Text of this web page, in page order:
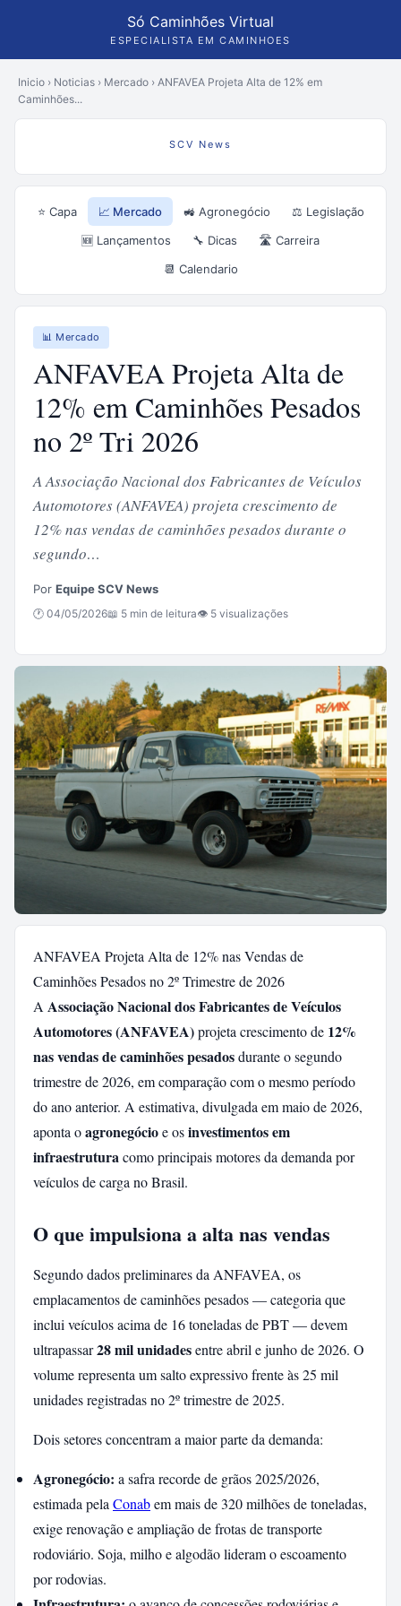
Só Caminhões Virtual
ESPECIALISTA EM CAMINHOES
Inicio › Noticias › Mercado › ANFAVEA Projeta Alta de 12% em
Caminhões...
SCV News
⭐ Capa 📈 Mercado 🚜 Agronegócio
⚖️ Legislação
🆕 Lançamentos
🔧 Dicas
🛣️ Carreira
📆 Calendario
📊 Mercado
ANFAVEA Projeta Alta de
12% em Caminhões Pesados
no 2º Tri 2026
A Associação Nacional dos Fabricantes de Veículos
Automotores (ANFAVEA) projeta crescimento de
12% nas vendas de caminhões pesados durante o
segundo…
Por Equipe SCV News
🕐 04/05/2026📖 5 min de leitura👁 5 visualizações
ANFAVEA Projeta Alta de 12% nas Vendas de
Caminhões Pesados no 2º Trimestre de 2026
AAssociação Nacional dos Fabricantes de Veículos
Automotores (ANFAVEA)projeta crescimento de 12%
nas vendas de caminhões pesadosdurante o segundo
trimestre de 2026, em comparação com o mesmo período
do ano anterior. A estimativa, divulgada em maio de 2026,
aponta oagronegócioe osinvestimentos em
infraestruturacomo principais motores da demanda por
veículos de carga no Brasil.
O que impulsiona a alta nas vendas
Segundo dados preliminares da ANFAVEA, os
emplacamentos de caminhões pesados — categoria que
inclui veículos acima de 16 toneladas de PBT — devem
ultrapassar28 mil unidadesentre abril e junho de 2026. O
volume representa um salto expressivo frente às 25 mil
unidades registradas no 2º trimestre de 2025.
Dois setores concentram a maior parte da demanda:
Agronegócio: a safra recorde de grãos 2025/2026,
estimada pelaConabem mais de 320 milhões de toneladas,
exige renovação e ampliação de frotas de transporte
rodoviário. Soja, milho e algodão lideram o escoamento
por rodovias.